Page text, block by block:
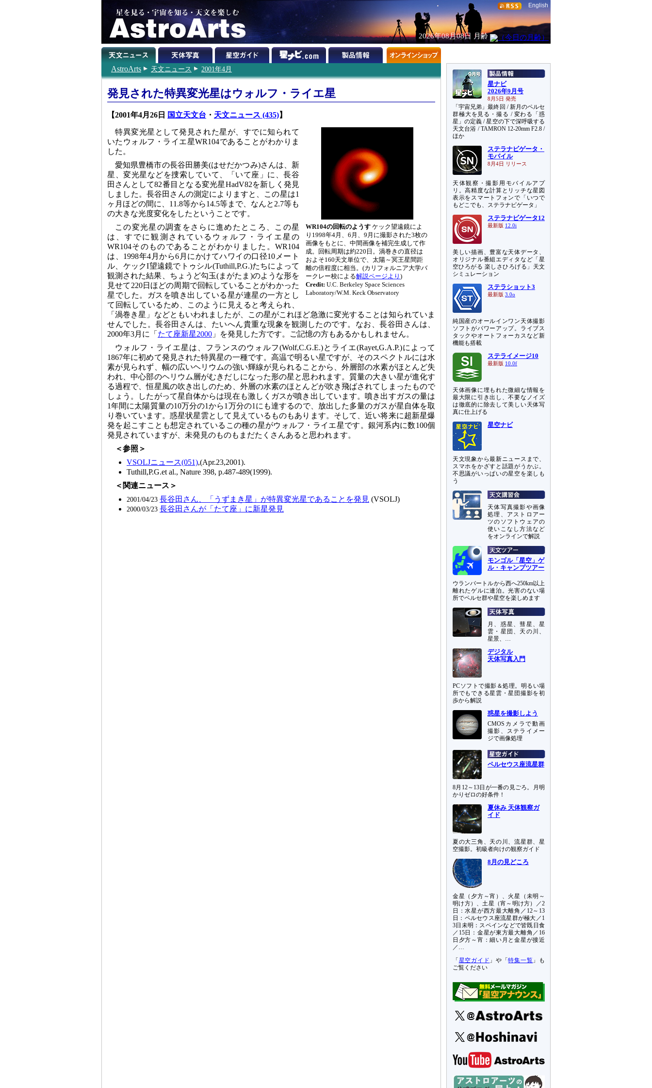
English
2026年08月08日 月齢
AstroArts 天文ニュース 2001年4月
発見された特異変光星はウォルフ・ライエ星
【2001年4月26日 国立天文台 ・ 天文ニュース (435)】
WR104の回転のようす ケック望遠鏡によ
り1998年4月、6月、9月に撮影された3枚の
画像をもとに、中間画像を補完生成して作
成。回転周期は約220日。渦巻きの直径は
およそ160天文単位で、太陽～冥王星間距
離の倍程度に相当。(カリフォルニア大学バ
ークレー校による解説ページより)
Credit: U.C. Berkeley Space Sciences
Laboratory/W.M. Keck Observatory
特異変光星として発見された星が、すでに知られて
いたウォルフ・ライエ星WR104であることがわかりま
した。
愛知県豊橋市の長谷田勝美(はせだかつみ)さんは、新
星、変光星などを捜索していて、「いて座」に、長谷
田さんとして82番目となる変光星HadV82を新しく発見
しました。長谷田さんの測定によりますと、この星は1
ヶ月ほどの間に、11.8等から14.5等まで、なんと2.7等も
の大きな光度変化をしたということです。
この変光星の調査をさらに進めたところ、この星
は、すでに観測されているウォルフ・ライエ星の
WR104そのものであることがわかりました。WR104
は、1998年4月から6月にかけてハワイの口径10メート
ル、ケックI望遠鏡でトゥシル(Tuthill,P.G.)たちによって
観測された結果、ちょうど勾玉(まがたま)のような形を
見せて220日ほどの周期で回転していることがわかった
星でした。ガスを噴き出している星が連星の一方とし
て回転しているため、このように見えると考えられ、
「渦巻き星」などともいわれましたが、この星がこれほど急激に変光することは知られていま
せんでした。長谷田さんは、たいへん貴重な現象を観測したのです。なお、長谷田さんは、
2000年3月に「 たて座新星2000 」を発見した方です。ご記憶の方もあるかもしれません。
ウォルフ・ライエ星は、フランスのウォルフ(Wolf,C.G.E.)とライエ(Rayet,G.A.P.)によって
1867年に初めて発見された特異星の一種です。高温で明るい星ですが、そのスペクトルには水
素が見られず、幅の広いヘリウムの強い輝線が見られることから、外層部の水素がほとんど失
われ、中心部のヘリウム層がむきだしになった形の星と思われます。質量の大きい星が進化す
る過程で、恒星風の吹き出しのため、外層の水素のほとんどが吹き飛ばされてしまったもので
しょう。したがって星自体からは現在も激しくガスが噴き出しています。噴き出すガスの量は
1年間に太陽質量の10万分の1から1万分の1にも達するので、放出した多量のガスが星自体を取
り巻いています。惑星状星雲として見えているものもあります。そして、近い将来に超新星爆
発を起こすことも想定されているこの種の星がウォルフ・ライエ星です。銀河系内に数100個
発見されていますが、未発見のものもまだたくさんあると思われます。
＜参照＞
VSOLJニュース(051),(Apr.23,2001).
Tuthill,P.G.et al., Nature 398, p.487-489(1999).
＜関連ニュース＞
2001/04/23 長谷田さん、「うずまき星」が特異変光星であることを発見 (VSOLJ)
2000/03/23 長谷田さんが「たて座」に新星発見
星ナビ
2026年9月号
8月5日 発売
「宇宙兄弟」最終回 / 新月のペルセ
群極大を見る・撮る / 変わる「惑
星」の定義 / 星空の下で深呼吸する
天文台浴 / TAMRON 12-20mm F2.8 /
ほか
ステラナビゲータ・
モバイル
8月4日 リリース
天体観察・撮影用モバイルアプ
リ。高精度な計算とリッチな星図
表示をスマートフォンで「いつで
もどこでも、ステラナビゲータ」
ステラナビゲータ12
最新版 12.0i
美しい描画、豊富な天体データ、
オリジナル番組エディタなど「星
空ひろがる 楽しさひろげる」天文
シミュレーション
ステラショット3
最新版 3.0o
純国産のオールインワン天体撮影
ソフトがパワーアップ。ライブス
タックやオートフォーカスなど新
機能も搭載
ステライメージ10
最新版 10.0f
天体画像に埋もれた微細な情報を
最大限に引き出し、不要なノイズ
は徹底的に除去して美しい天体写
真に仕上げる
星空ナビ
天文現象から最新ニュースまで、
スマホをかざすと話題がうかぶ。
不思議がいっぱいの星空を楽しも
う
天体写真撮影や画像
処理、アストロアー
ツのソフトウェアの
使いこなし方法など
をオンラインで解説
モンゴル「星空」ゲ
ル・キャンプツアー
ウランバートルから西へ250km以上
離れたゲルに連泊。光害のない場
所でペルセ群や星空を楽しめます
月、惑星、彗星、星
雲・星団、天の川、
星景、…
デジタル
天体写真入門
PCソフトで撮影＆処理。明るい場
所でもできる星雲・星団撮影を初
歩から解説
惑星を撮影しよう
CMOSカメラで動画
撮影、ステライメー
ジで画像処理
ペルセウス座流星群
8月12～13日が一番の見ごろ。月明
かりゼロの好条件！
夏休み 天体観察ガ
イド
夏の大三角、天の川、流星群、星
空撮影。初級者向けの観察ガイド
8月の見どころ
金星（夕方～宵）、火星（未明～
明け方）、土星（宵～明け方）／2
日：水星が西方最大離角／12～13
日：ペルセウス座流星群が極大／1
3日未明：スペインなどで皆既日食
／15日：金星が東方最大離角／16
日夕方～宵：細い月と金星が接近
／…
「 星空ガイド 」や「特集一覧 」も
ご覧ください